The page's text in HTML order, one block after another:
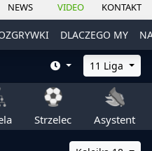
NEWS VIDEO KONTAKT
DLACZEGO MY
11 Liga
Strzelec Asystent